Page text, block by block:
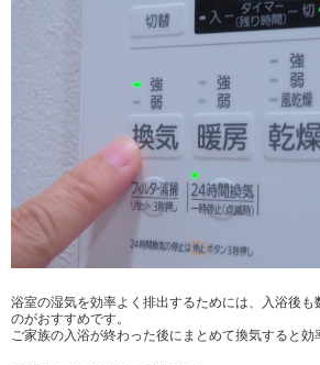
浴室の湿気を効率よく排出するためには、入浴後も
のがおすすめです。
ご家族の入浴が終わった後にまとめて換気すると効